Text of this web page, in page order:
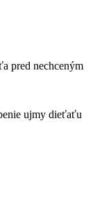
pred nechceným
ujmy dieťaťu